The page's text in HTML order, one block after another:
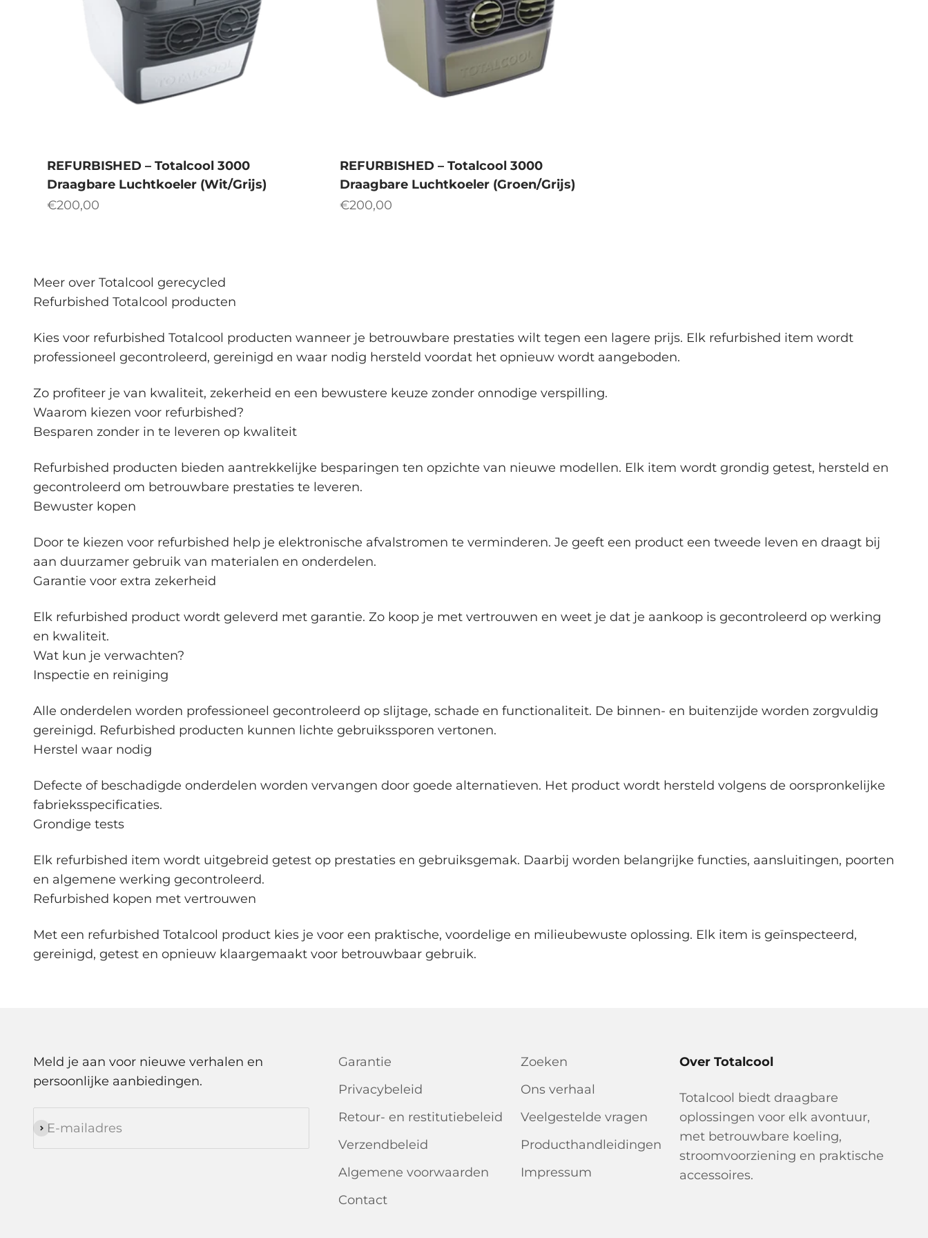
REFURBISHED – Totalcool 3000
Draagbare Luchtkoeler (Wit/Grijs)
Aanbiedingsprijs
€200,00
REFURBISHED – Totalcool 3000
Draagbare Luchtkoeler (Groen/Grijs)
Aanbiedingsprijs
€200,00
Meer over Totalcool gerecycled
Refurbished Totalcool producten
Kies voor refurbished Totalcool producten wanneer je betrouwbare prestaties wilt tegen een lagere prijs. Elk refurbished item wordt
professioneel gecontroleerd, gereinigd en waar nodig hersteld voordat het opnieuw wordt aangeboden.
Zo profiteer je van kwaliteit, zekerheid en een bewustere keuze zonder onnodige verspilling.
Waarom kiezen voor refurbished?
Besparen zonder in te leveren op kwaliteit
Refurbished producten bieden aantrekkelijke besparingen ten opzichte van nieuwe modellen. Elk item wordt grondig getest, hersteld en
gecontroleerd om betrouwbare prestaties te leveren.
Bewuster kopen
Door te kiezen voor refurbished help je elektronische afvalstromen te verminderen. Je geeft een product een tweede leven en draagt bij
aan duurzamer gebruik van materialen en onderdelen.
Garantie voor extra zekerheid
Elk refurbished product wordt geleverd met garantie. Zo koop je met vertrouwen en weet je dat je aankoop is gecontroleerd op werking
en kwaliteit.
Wat kun je verwachten?
Inspectie en reiniging
Alle onderdelen worden professioneel gecontroleerd op slijtage, schade en functionaliteit. De binnen- en buitenzijde worden zorgvuldig
gereinigd. Refurbished producten kunnen lichte gebruikssporen vertonen.
Herstel waar nodig
Defecte of beschadigde onderdelen worden vervangen door goede alternatieven. Het product wordt hersteld volgens de oorspronkelijke
fabrieksspecificaties.
Grondige tests
Elk refurbished item wordt uitgebreid getest op prestaties en gebruiksgemak. Daarbij worden belangrijke functies, aansluitingen, poorten
en algemene werking gecontroleerd.
Refurbished kopen met vertrouwen
Met een refurbished Totalcool product kies je voor een praktische, voordelige en milieubewuste oplossing. Elk item is geïnspecteerd,
gereinigd, getest en opnieuw klaargemaakt voor betrouwbaar gebruik.
Meld je aan voor nieuwe verhalen en
persoonlijke aanbiedingen.
E-mailadres
Abonneren
Garantie
Privacybeleid
Retour- en restitutiebeleid
Verzendbeleid
Algemene voorwaarden
Contact
Zoeken
Ons verhaal
Veelgestelde vragen
Producthandleidingen
Impressum
Over Totalcool
Totalcool biedt draagbare
oplossingen voor elk avontuur,
met betrouwbare koeling,
stroomvoorziening en praktische
accessoires.